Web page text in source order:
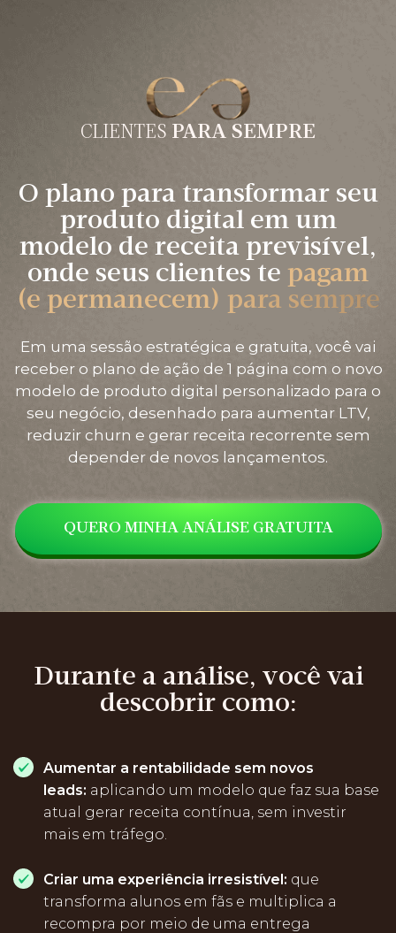
CLIENTES PARA SEMPRE
O plano para transformar seu
produto digital em um
modelo de receita previsível,
onde seus clientes te pagam
(e permanecem) para sempre
Em uma sessão estratégica e gratuita, você vai
receber o plano de ação de 1 página com o novo
modelo de produto digital personalizado para o
seu negócio, desenhado para aumentar LTV,
reduzir churn e gerar receita recorrente sem
depender de novos lançamentos.
QUERO MINHA ANÁLISE GRATUITA
Durante a análise, você vai
descobrir como:
Aumentar a rentabilidade sem novos
leads: aplicando um modelo que faz sua base
atual gerar receita contínua, sem investir
mais em tráfego.
Criar uma experiência irresistível: que
transforma alunos em fãs e multiplica a
recompra por meio de uma entrega